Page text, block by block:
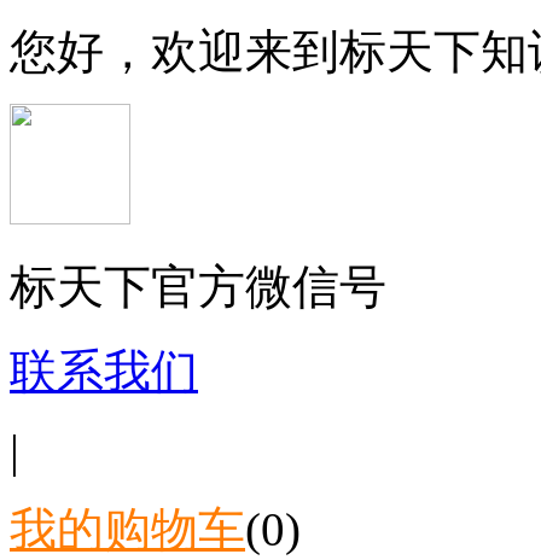
您好，欢迎来到标天下
标天下官方微信号
联系我们
|
我的购物车(0)